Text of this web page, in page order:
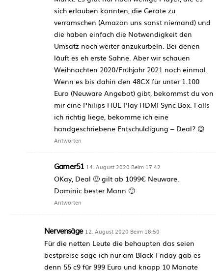
sich erlauben könnten, die Geräte zu
verramschen (Amazon uns sonst niemand) und
die haben einfach die Notwendigkeit den
Umsatz noch weiter anzukurbeln. Bei denen
läuft es eh erste Sahne. Aber wir schauen
Weihnachten 2020/Frühjahr 2021 noch einmal.
Wenn es bis dahin den 48CX für unter 1.100
Euro (Neuware Angebot) gibt, bekommst du von
mir eine Philips HUE Play HDMI Sync Box. Falls
ich richtig liege, bekomme ich eine
handgeschriebene Entschuldigung – Deal? 😉
Antworten
Gamer51 14. August 2020 Beim 17:42
OKay, Deal 🙂 gilt ab 1099€ Neuware.
Dominic bester Mann 🙂
Antworten
Nervensäge 12. August 2020 Beim 18:50
Für die netten Leute die behaupten das seien
bestpreise sage ich nur am Black Friday gab es
denn 55 c9 für 999 Euro und knapp 10 Monate